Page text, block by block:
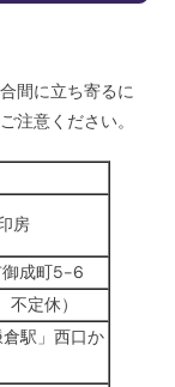
間に立ち寄るに
注意ください。
房
成町5-6
定休）
駅」西口か